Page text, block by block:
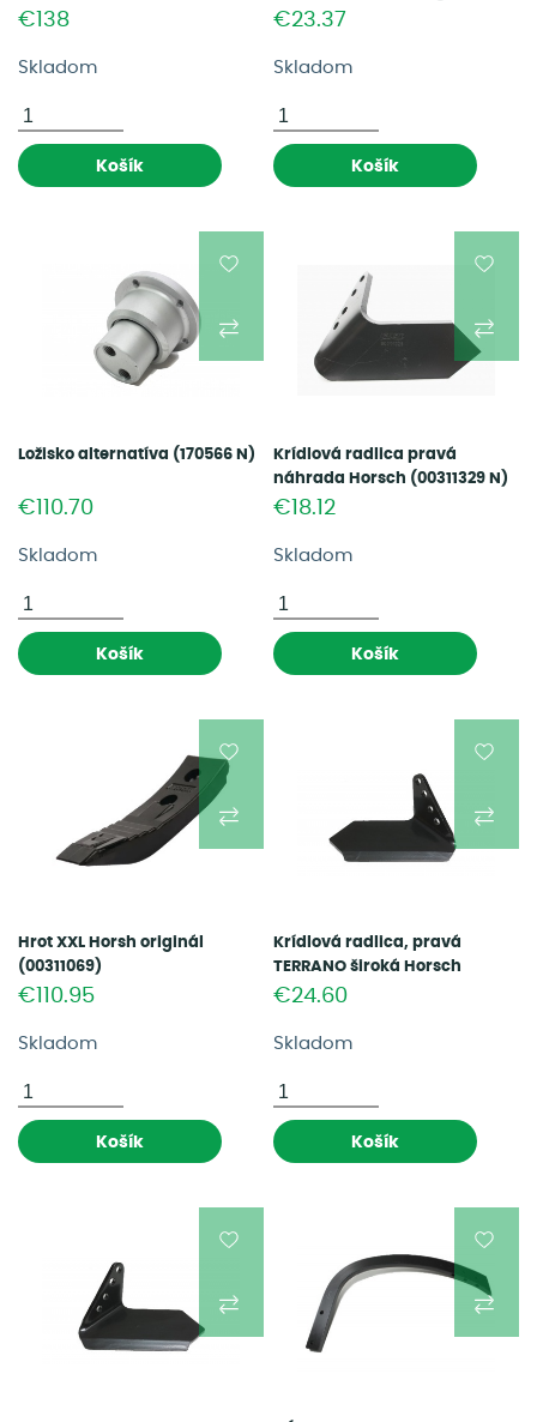
€138
Skladom
Košík
(34465100)
€23.37
Skladom
Košík
Ložisko alternatíva (170566 N)
€110.70
Skladom
Košík
Krídlová radlica pravá
náhrada Horsch (00311329 N)
€18.12
Skladom
Košík
Hrot XXL Horsh originál
(00311069)
€110.95
Skladom
Košík
Krídlová radlica, pravá
TERRANO široká Horsch
originál (00311329)
€24.60
Skladom
Košík